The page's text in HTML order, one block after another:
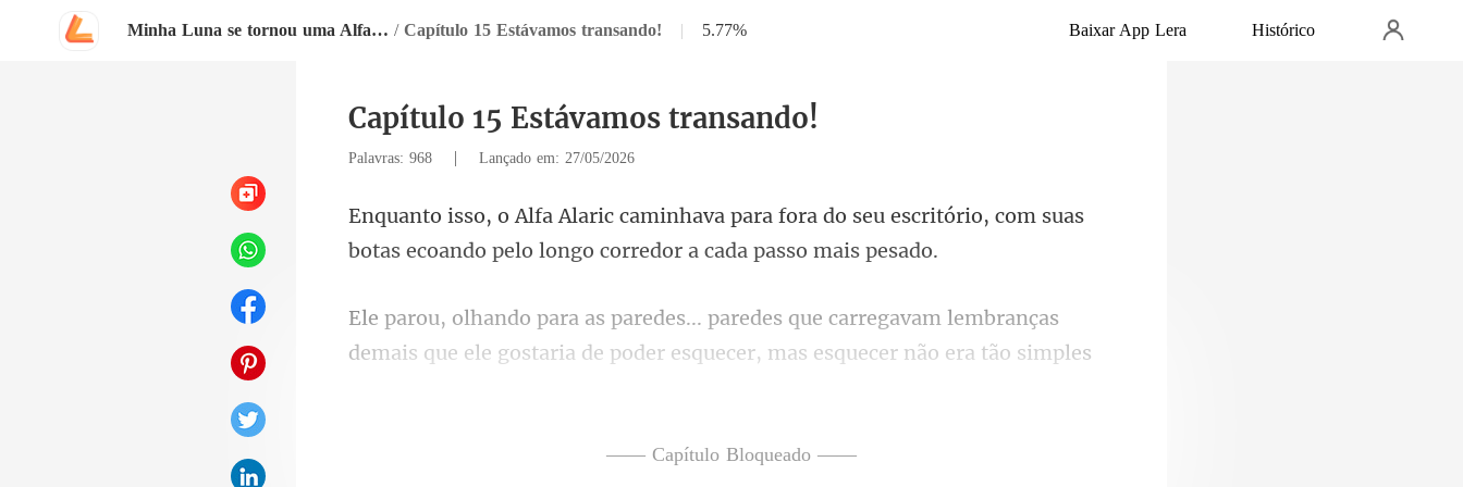
Minha Luna se tornou uma Alfa depois que a rejeitei / Capítulo 15 Estávamos transando! | 5.77% Baixar App Lera Histórico
Capítulo 15 Estávamos transando!
Palavras: 968 | Lançado em: 27/05/2026
ora do seu escritório, com suas
botas ecoando
lembranças
demais que ele gostaria de poder esquecer, mas esq
—— Capítulo Bloqueado ——